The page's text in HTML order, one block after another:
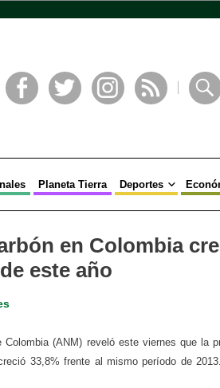
Planeta Tierra Deportes
en Colombia
este año
Colombia (ANM) reveló este viernes que la
33,8% frente al mismo período de